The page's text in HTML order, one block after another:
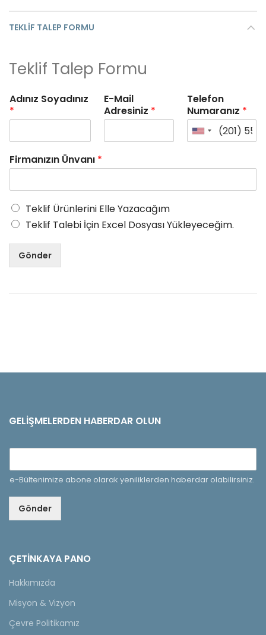
TEKLIF TALEP FORMU
Teklif Talep Formu
Adınız Soyadınız
*
E-Mail
Adresiniz *
Telefon
Numaranız *
Firmanızın Ünvanı *
Teklif Ürünlerini Elle Yazacağım
Teklif Talebi İçin Excel Dosyası Yükleyeceğim.
Gönder
GELIŞMELERDEN HABERDAR OLUN
e-Bültenimize abone olarak yeniliklerden haberdar olabilirsiniz.
Gönder
ÇETINKAYA PANO
Hakkımızda
Misyon & Vizyon
Çevre Politikamız